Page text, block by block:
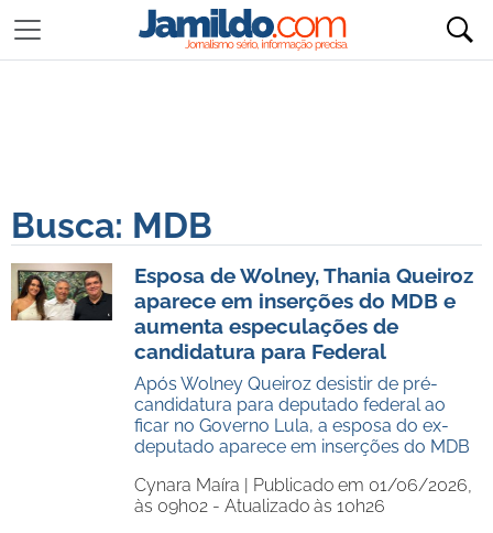
Busca: MDB
Esposa de Wolney, Thania Queiroz
aparece em inserções do MDB e
aumenta especulações de
candidatura para Federal
Após Wolney Queiroz desistir de pré-
candidatura para deputado federal ao
ficar no Governo Lula, a esposa do ex-
deputado aparece em inserções do MDB
Cynara Maíra | Publicado em 01/06/2026,
às 09h02 - Atualizado às 10h26